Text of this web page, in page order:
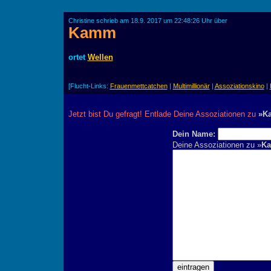
Christine schrieb am 18.9. 2017 um 22:48:26 Uhr über
Kamm
ortet Wellen
[Flucht-Links: Frauenmettcatchen| Multimillionär| Assoziationskino|
Jetzt bist Du gefragt! Entlade Deine Assoziationen zu
Dein Name:
Deine Assoziationen zu »